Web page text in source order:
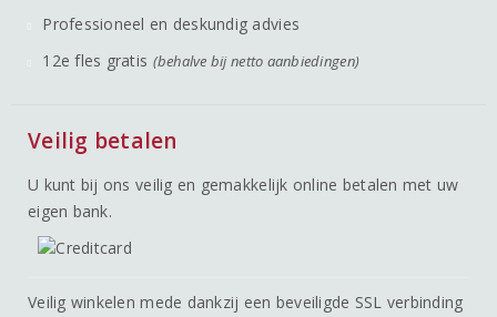
Professioneel en deskundig advies
12e fles gratis (behalve bij netto aanbiedingen)
Veilig betalen
U kunt bij ons veilig en gemakkelijk online betalen met uw
eigen bank.
Veilig winkelen mede dankzij een beveiligde SSL verbinding